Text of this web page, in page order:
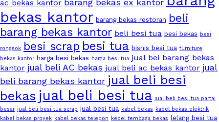
ac bekas kantor barang bekas ex kantor
bekas kantor barang bekas restoran beli
barang bekas kantor beli besi tua besi bekas besi
rongsok besi scrap besi tua bisnis besi tua furniture
bekas kantor harga besi bekas harga besi tua jual bei barang bekas
kantor jual beli AC bekas jual beli ac bekas kantor jual
beli barang bekas kantor jual beli besi
bekas jual beli besi tua jual beli besi tua partai
besar jual beli besi tua scrap jual besi tua kabel bekas kabel bekas elektrik
kabel bekas proyek kabel bekas telepon kebel tembaga bekas lelang besi tua